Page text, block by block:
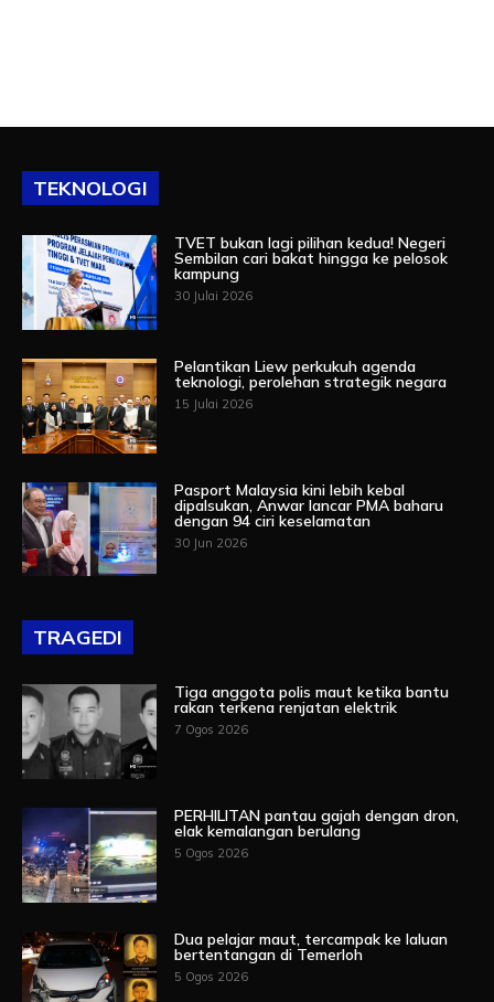
TEKNOLOGI
TVET bukan lagi pilihan kedua! Negeri
Sembilan cari bakat hingga ke pelosok
kampung
30 Julai 2026
Pelantikan Liew perkukuh agenda
teknologi, perolehan strategik negara
15 Julai 2026
Pasport Malaysia kini lebih kebal
dipalsukan, Anwar lancar PMA baharu
dengan 94 ciri keselamatan
30 Jun 2026
TRAGEDI
Tiga anggota polis maut ketika bantu
rakan terkena renjatan elektrik
7 Ogos 2026
PERHILITAN pantau gajah dengan dron,
elak kemalangan berulang
5 Ogos 2026
Dua pelajar maut, tercampak ke laluan
bertentangan di Temerloh
5 Ogos 2026